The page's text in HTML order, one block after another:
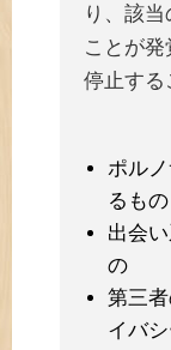
り、該
ことが
停止する
ポル
るもの
出会
の
第三
イバ